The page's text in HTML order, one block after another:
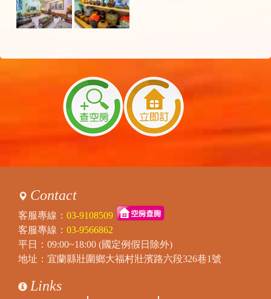
Contact
客服專線： 03-9108509
客服專線： 03-9566862
平日：09:00~18:00 (國定例假日除外)
地址：宜蘭縣壯圍鄉大福村壯濱路六段326巷1號
Links